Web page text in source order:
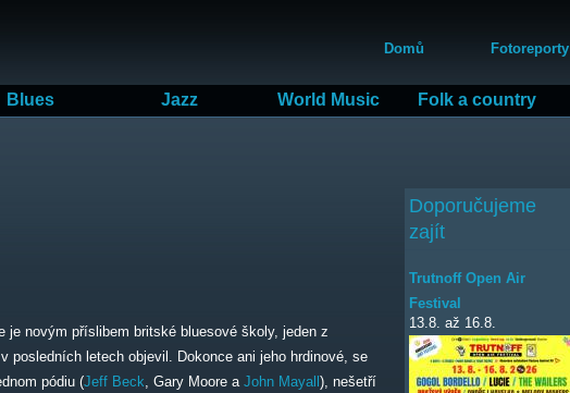
obsahu
Domů Fotoreporty
Blues Jazz World Music Folk a country
je novým příslibem britské bluesové školy, jeden z
posledních letech objevil. Dokonce ani jeho hrdinové, se
pódiu (Jeff Beck, Gary Moore a John Mayall ), nešetří
Doporučujeme
zajít
Trutnoff Open Air
Festival
13.8. až 16.8.